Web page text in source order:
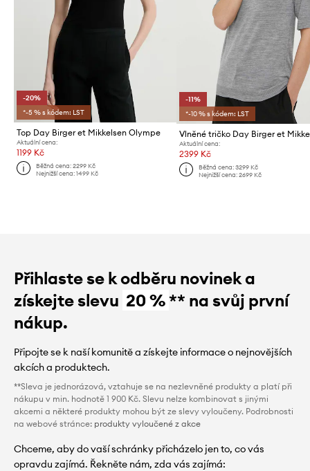
-20%
*-5 % s kódem: LST
Top Day Birger et Mikkelsen Olympe
Aktuální cena:
1199 Kč
Běžná cena:2299 Kč
Nejnižší cena:1499 Kč
-11%
*-10 % s kódem: LST
Aktuální cena:
2399 Kč
Běžná cena: 3299 Kč
Nejnižší cena: 2699 Kč
Přihlaste se k odběru novinek a
získejte slevu 20 %** na svůj první
nákup.
Připojte se k naší komunitě a získejte informace o nejnovějších
akcích a produktech.
**Sleva je jednorázová, vztahuje se na nezlevněné produkty a platí při
nákupu v min. hodnotě 1 900 Kč. Slevu nelze kombinovat s jinými
akcemi a některé produkty mohou být ze slevy vyloučeny. Podrobnosti
na webové stránce: produkty vyloučené z akce
Chceme, aby do vaší schránky přicházelo jen to, co vás
opravdu zajímá. Řekněte nám, zda vás zajímá: